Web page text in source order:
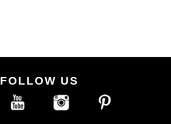
FOLLOW US